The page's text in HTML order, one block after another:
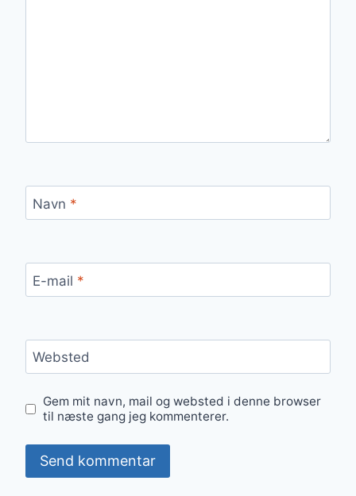
Navn *
E-mail *
Websted
Gem mit navn, mail og websted i denne browser
til næste gang jeg kommenterer.